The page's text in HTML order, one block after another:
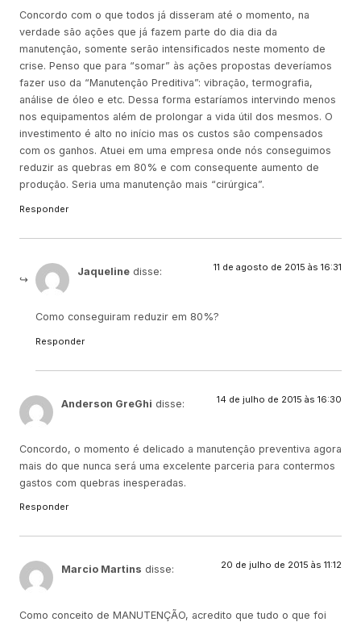
Concordo com o que todos já disseram até o momento, na
verdade são ações que já fazem parte do dia dia da
manutenção, somente serão intensificados neste momento de
crise. Penso que para “somar” às ações propostas deveríamos
fazer uso da “Manutenção Preditiva”: vibração, termografia,
análise de óleo e etc. Dessa forma estaríamos intervindo menos
nos equipamentos além de prolongar a vida útil dos mesmos. O
investimento é alto no início mas os custos são compensados
com os ganhos. Atuei em uma empresa onde nós conseguimos
reduzir as quebras em 80% e com consequente aumento de
produção. Seria uma manutenção mais “cirúrgica”.
Responder
Jaqueline disse: 11 de agosto de 2015 às 16:31
Como conseguiram reduzir em 80%?
Responder
Anderson GreGhi disse: 14 de julho de 2015 às 16:30
Concordo, o momento é delicado a manutenção preventiva agora
mais do que nunca será uma excelente parceria para contermos
gastos com quebras inesperadas.
Responder
Marcio Martins disse: 20 de julho de 2015 às 11:12
Como conceito de MANUTENÇÃO, acredito que tudo o que foi